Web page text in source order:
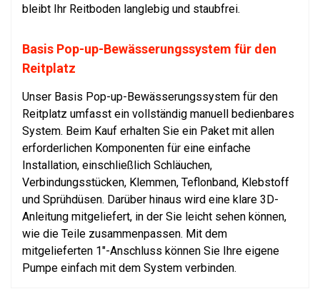
bleibt Ihr Reitboden langlebig und staubfrei.
Basis Pop-up-Bewässerungssystem für den
Reitplatz
Unser Basis Pop-up-Bewässerungssystem für den
Reitplatz umfasst ein vollständig manuell bedienbares
System. Beim Kauf erhalten Sie ein Paket mit allen
erforderlichen Komponenten für eine einfache
Installation, einschließlich Schläuchen,
Verbindungsstücken, Klemmen, Teflonband, Klebstoff
und Sprühdüsen. Darüber hinaus wird eine klare 3D-
Anleitung mitgeliefert, in der Sie leicht sehen können,
wie die Teile zusammenpassen. Mit dem
mitgelieferten 1"-Anschluss können Sie Ihre eigene
Pumpe einfach mit dem System verbinden.